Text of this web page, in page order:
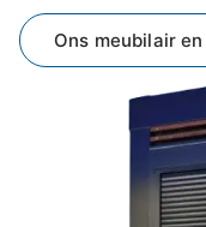
Ons meubilair